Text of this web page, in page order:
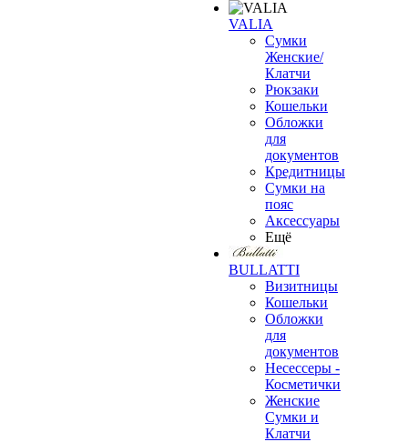
VALIA
Сумки
Женские/
Клатчи
Рюкзаки
Кошельки
Обложки
для
документов
Кредитницы
Сумки на
пояс
Аксессуары
Ещё
BULLATTI
Визитницы
Кошельки
Обложки
для
документов
Несессеры -
Косметички
Женские
Сумки и
Клатчи